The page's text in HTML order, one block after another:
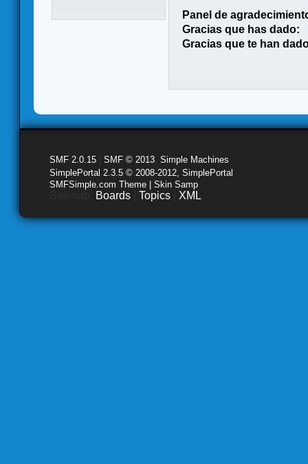
Panel de
Gracias que has dado:
Gracias que te han
SMF 2.0.15 SMF © 2013 Simple Machines
SimplePortal 2.3.5 © 2008-2012, SimplePortal
SMFSimple.com Theme | Skin Samp
Boards Topics XML